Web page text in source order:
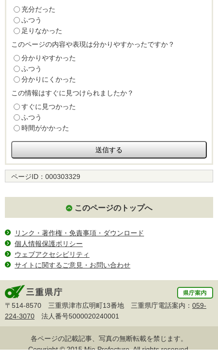
充分だった
ふつう
足りなかった
このページの内容や表現は分かりやすかったですか？
分かりやすかった
ふつう
分かりにくかった
この情報はすぐに見つけられましたか？
すぐに見つかった
ふつう
時間がかかった
ページID： 000303329
このページのトップへ
リンク・著作権・免責事項・ダウンロード
個人情報保護ポリシー
ウェブアクセシビリティ
サイトに関するご意見・お問い合わせ
〒514-8570 三重県津市広明町13番地 三重県庁電話案内： 059-
224-3070 法人番号5000020240001
各ページの記載記事、写真の無断転載を禁じます。
Copyright © 2015 Mie Prefecture, All rights reserved.